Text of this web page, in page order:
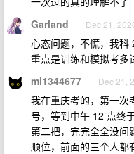
Garland Dec 21,
心态问题，不慌，我科
重点是训练和模拟考多
ml1344677 Dec 21,
我在重庆考的，第一次
号，等到中午 12 点终
第二把，完完全全没问
顺位，前面的三个人都